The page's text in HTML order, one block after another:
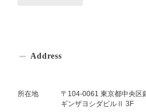
Address
所在地
〒104-0061 東京都中央区
ギンザヨシダビルⅡ 3F